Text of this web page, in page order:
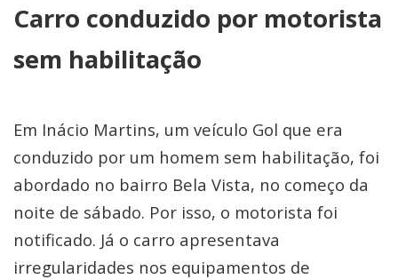
Carro conduzido por motorista
sem habilitação
Em Inácio Martins, um veículo Gol que era
conduzido por um homem sem habilitação, foi
abordado no bairro Bela Vista, no começo da
noite de sábado. Por isso, o motorista foi
notificado. Já o carro apresentava
irregularidades nos equipamentos de